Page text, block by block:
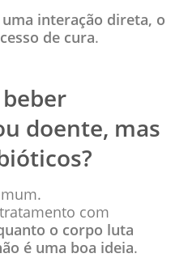
interação direta, o
de cura.
doente, mas
com
o corpo luta
é uma boa ideia.